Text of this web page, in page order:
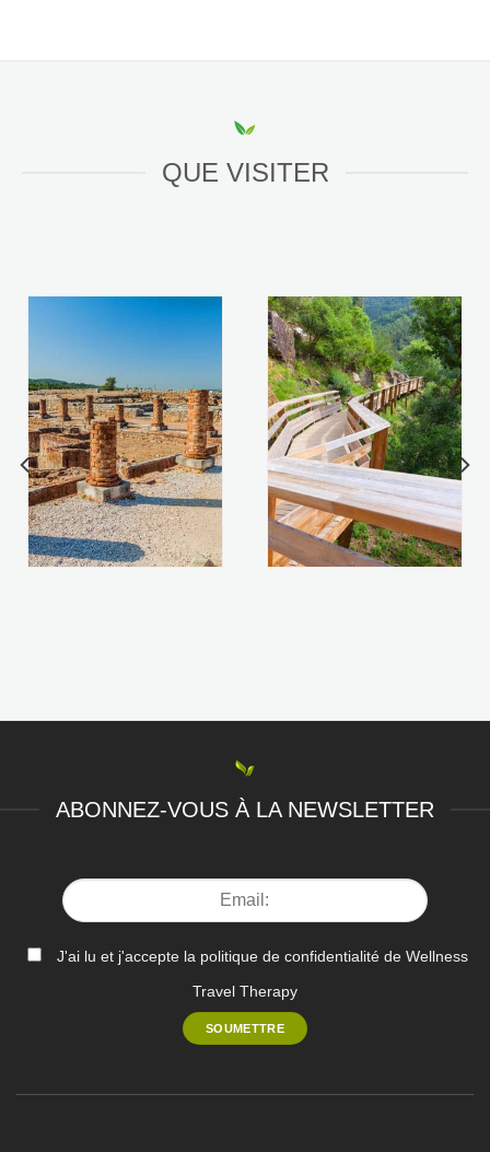
QUE VISITER
ABONNEZ-VOUS À LA NEWSLETTER
J'ai lu et j'accepte la politique de confidentialité de Wellness
Travel Therapy